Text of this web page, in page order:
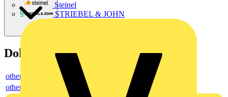
Steinel
STRIEBEL & JOHN
Dokumente
others
others